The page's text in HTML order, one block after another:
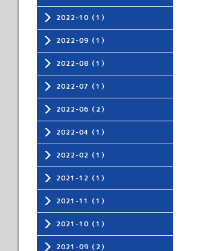
2022-10（1）
2022-09（1）
2022-08（1）
2022-07（1）
2022-06（2）
2022-04（1）
2022-02（1）
2021-12（1）
2021-11（1）
2021-10（1）
2021-09（2）